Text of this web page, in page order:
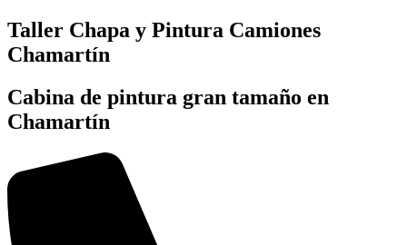
Taller Chapa y Pintura Camiones
Chamartín
Cabina de pintura gran tamaño en
Chamartín